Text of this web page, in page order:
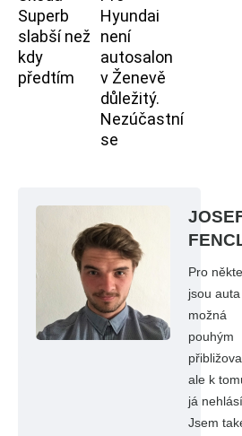
Superb
slabší než
kdy
předtím
Hyundai
není
autosalon
v Ženevě
důležitý.
Nezúčastní
se
Pro
jsou auta
možná
pouhým
ale k
já
Jsem